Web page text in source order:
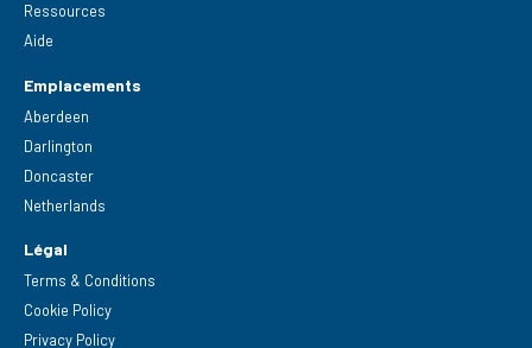
Ressources
Aide
Emplacements
Aberdeen
Darlington
Doncaster
Netherlands
Légal
Terms & Conditions
Cookie Policy
Privacy Policy